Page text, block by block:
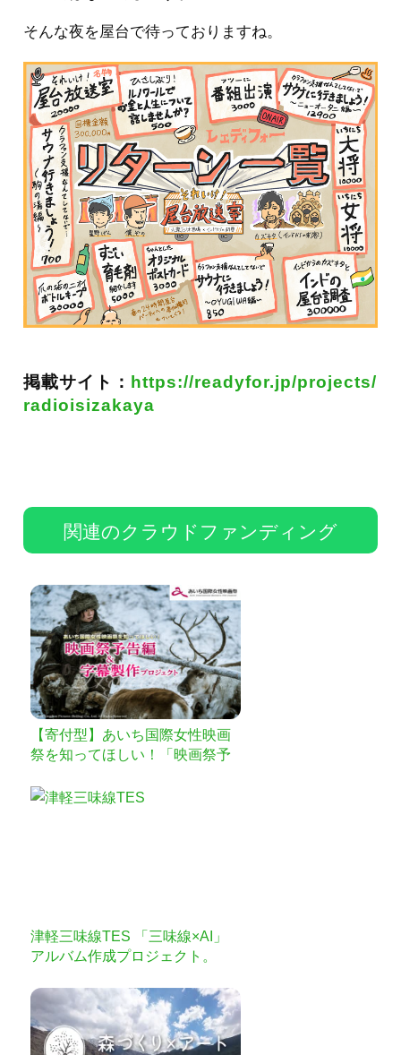
そんな夜を屋台で待っておりますね。
掲載サイト： https://readyfor.jp/projects/
radioisizakaya
関連のクラウドファンディング
【寄付型】あいち国際女性映画
祭を知ってほしい！「映画祭予
津軽三味線TES 「三味線×AI」
アルバム作成プロジェクト。